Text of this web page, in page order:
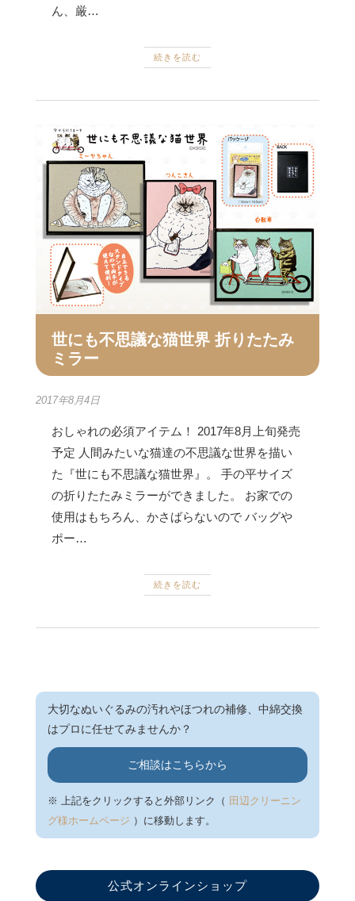
ん、厳…
続きを読む
世にも不思議な猫世界 折りたたみ
ミラー
2017年8月4日
おしゃれの必須アイテム！ 2017年8月上旬発売
予定 人間みたいな猫達の不思議な世界を描い
た『世にも不思議な猫世界』。 手の平サイズ
の折りたたみミラーができました。 お家での
使用はもちろん、かさばらないので バッグや
ポー…
続きを読む
大切なぬいぐるみの汚れやほつれの補修、中綿交換
はプロに任せてみませんか？
ご相談はこちらから
※ 上記をクリックすると外部リンク（ 田辺クリーニン
グ様ホームページ ）に移動します。
公式オンラインショップ